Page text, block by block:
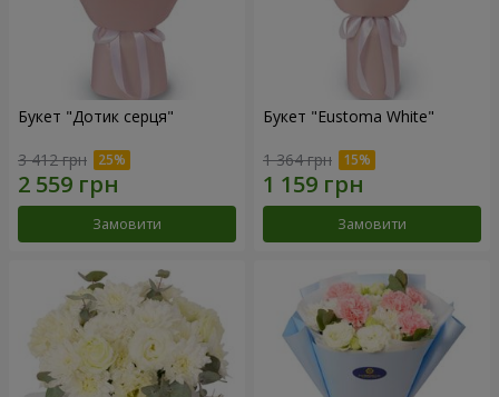
Букет "Дотик серця"
3 412 грн
Замовити
Букет "Eustoma White"
1 364 грн
Замовити